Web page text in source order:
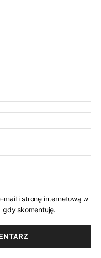
mail i stronę internetową w
gdy skomentuję.